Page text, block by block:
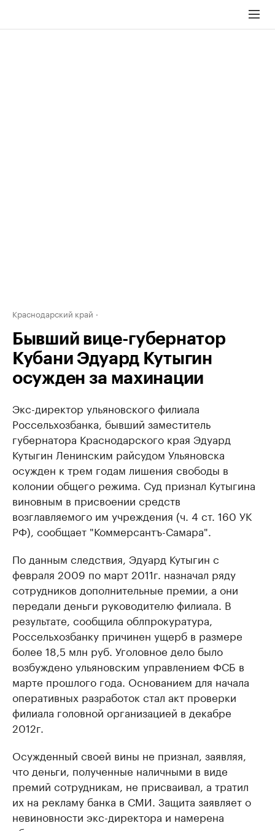
Краснодарский край
Бывший вице-губернатор
Кубани Эдуард Кутыгин
осужден за махинации
Экс-директор ульяновского филиала
Россельхозбанка, бывший заместитель
губернатора Краснодарского края Эдуард
Кутыгин Ленинским райсудом Ульяновска
осужден к трем годам лишения свободы в
колонии общего режима. Суд признал Кутыгина
виновным в присвоении средств
возглавляемого им учреждения (ч. 4 ст. 160 УК
РФ), сообщает "Коммерсантъ-Самара".
По данным следствия, Эдуард Кутыгин с
февраля 2009 по март 2011г. назначал ряду
сотрудников дополнительные премии, а они
передали деньги руководителю филиала. В
результате, сообщила облпрокуратура,
Россельхозбанку причинен ущерб в размере
более 18,5 млн руб. Уголовное дело было
возбуждено ульяновским управлением ФСБ в
марте прошлого года. Основанием для начала
оперативных разработок стал акт проверки
филиала головной организацией в декабре
2012г.
Осужденный своей вины не признал, заявляя,
что деньги, полученные наличными в виде
премий сотрудникам, не присваивал, а тратил
их на рекламу банка в СМИ. Защита заявляет о
невиновности экс-директора и намерена